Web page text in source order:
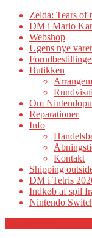
Zelda: Tears of
DM i Mario
Webshop
Ugens nye varer
Butikken
Om
Reparationer
Info
Kontakt
Shipping
DM i Tetris
Indkøb af spil
Nintendo